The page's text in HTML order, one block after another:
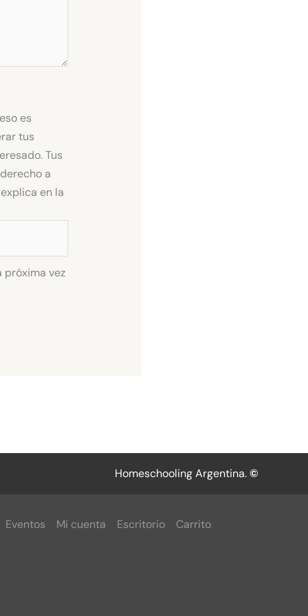
es
tus
Tus
a
en la
próxima vez
Homeschooling Argentina.©
Eventos Mi cuenta Escritorio
Carrito